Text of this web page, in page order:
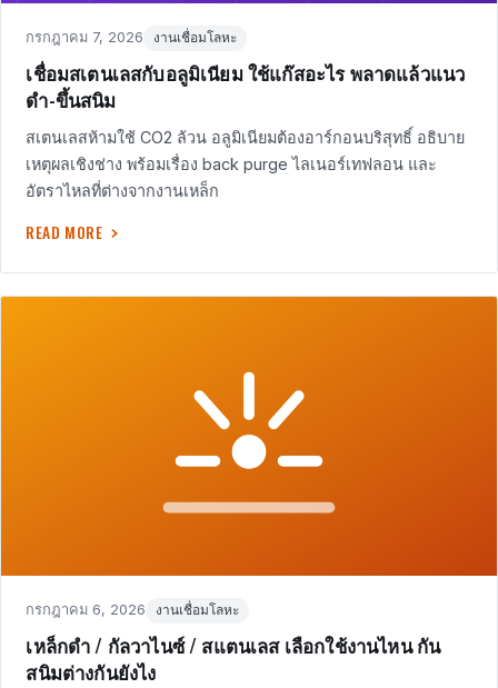
Posted
on
กรกฎาคม 7, 2026 งานเชื่อมโลหะ
เชื่อมสเตนเลสกับอลูมิเนียม ใช้แก๊สอะไร พลาดแล้วแนว
ดำ-ขึ้นสนิม
สเตนเลสห้ามใช้ CO2 ล้วน อลูมิเนียมต้องอาร์กอนบริสุทธิ์ อธิบาย
เหตุผลเชิงช่าง พร้อมเรื่อง back purge ไลเนอร์เทฟลอน และ
อัตราไหลที่ต่างจากงานเหล็ก
READ MORE
Posted
กรกฎาคม 6, 2026 งานเชื่อมโลหะ
เหล็กดำ / กัลวาไนซ์ / สแตนเลส เลือกใช้งานไหน กัน
สนิมต่างกันยังไง